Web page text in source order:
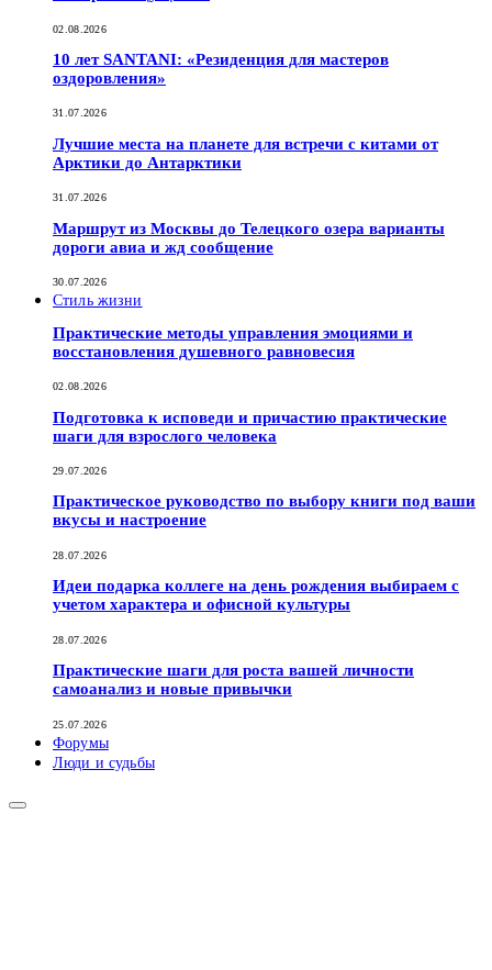
02.08.2026
10 лет SANTANI: «Резиденция для мастеров
оздоровления»
31.07.2026
Лучшие места на планете для встречи с китами от
Арктики до Антарктики
31.07.2026
Маршрут из Москвы до Телецкого озера варианты
дороги авиа и жд сообщение
30.07.2026
Стиль жизни
Практические методы управления эмоциями и
восстановления душевного равновесия
02.08.2026
Подготовка к исповеди и причастию практические
шаги для взрослого человека
29.07.2026
Практическое руководство по выбору книги под ваши
вкусы и настроение
28.07.2026
Идеи подарка коллеге на день рождения выбираем с
учетом характера и офисной культуры
28.07.2026
Практические шаги для роста вашей личности
самоанализ и новые привычки
25.07.2026
Форумы
Люди и судьбы